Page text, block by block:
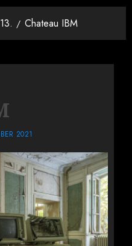
13. Chateau IBM
2021